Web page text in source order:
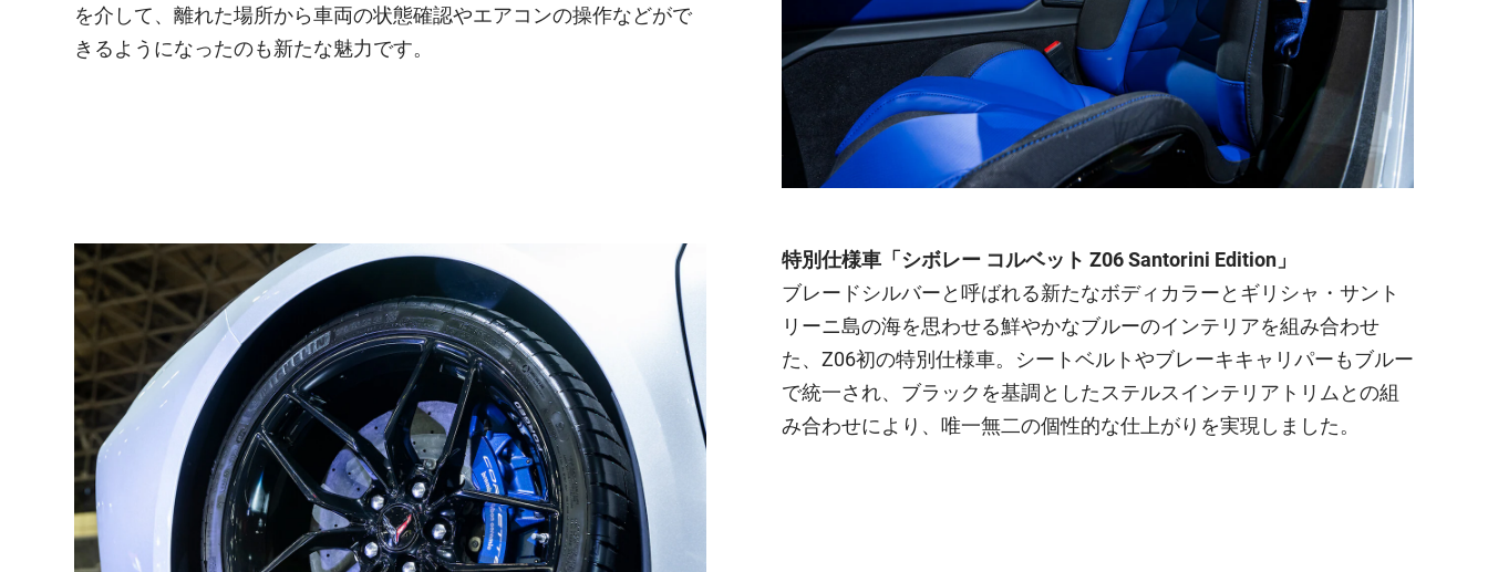
を介して、離れた場所から車両の状態確認やエアコンの操作などがで
きるようになったのも新たな魅力です。
特別仕様車「シボレー コルベット Z06 Santorini Edition」
ブレードシルバーと呼ばれる新たなボディカラーとギリシャ・サント
リーニ島の海を思わせる鮮やかなブルーのインテリアを組み合わせ
た、Z06初の特別仕様車。シートベルトやブレーキキャリパーもブルー
で統一され、ブラックを基調としたステルスインテリアトリムとの組
み合わせにより、唯一無二の個性的な仕上がりを実現しました。